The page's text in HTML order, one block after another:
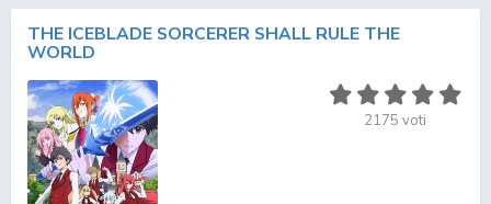
THE ICEBLADE SORCERER SHALL RULE THE
WORLD
2175 voti